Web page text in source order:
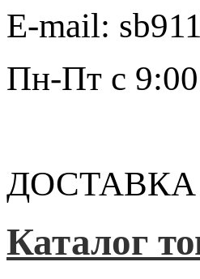
E-mail:
Пн-Пт с
Каталог